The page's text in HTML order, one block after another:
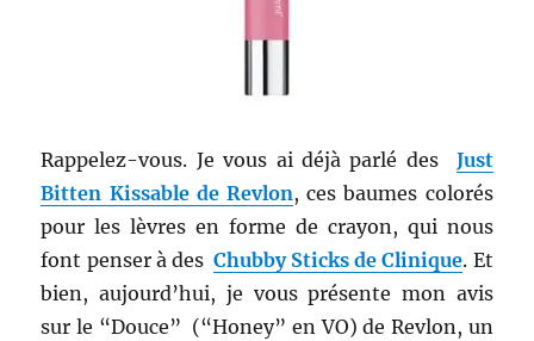
Rappelez-vous. Je vous ai déjà parlé des
Just
Bitten Kissable de Revlon, ces baumes colorés
pour les lèvres en forme de crayon, qui nous
font penser à des Chubby Sticks de Clinique. Et
bien, aujourd’hui, je vous présente mon avis
sur le “Douce” (“Honey” enVO) de Revlon, un